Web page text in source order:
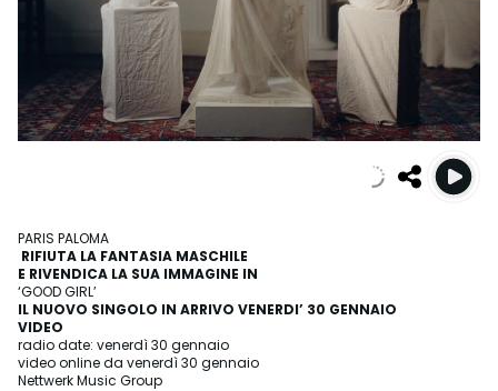
PARIS PALOMA
RIFIUTA LA FANTASIA MASCHILE
E RIVENDICA LA SUA IMMAGINE IN
‘GOOD GIRL’
IL NUOVO SINGOLO IN ARRIVO VENERDI’ 30 GENNAIO
VIDEO
radio date: venerdì 30 gennaio
video online da venerdì 30 gennaio
Nettwerk Music Group